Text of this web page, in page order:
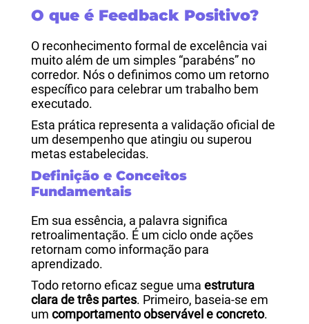
O que é Feedback Positivo?
O reconhecimento formal de excelência vai
muito além de um simples “parabéns” no
corredor. Nós o definimos como um retorno
específico para celebrar um trabalho bem
executado.
Esta prática representa a validação oficial de
um desempenho que atingiu ou superou
metas estabelecidas.
Definição e Conceitos
Fundamentais
Em sua essência, a palavra significa
retroalimentação. É um ciclo onde ações
retornam como informação para
aprendizado.
Todo retorno eficaz segue uma estrutura
clara de três partes. Primeiro, baseia-se em
um comportamento observável e concreto.